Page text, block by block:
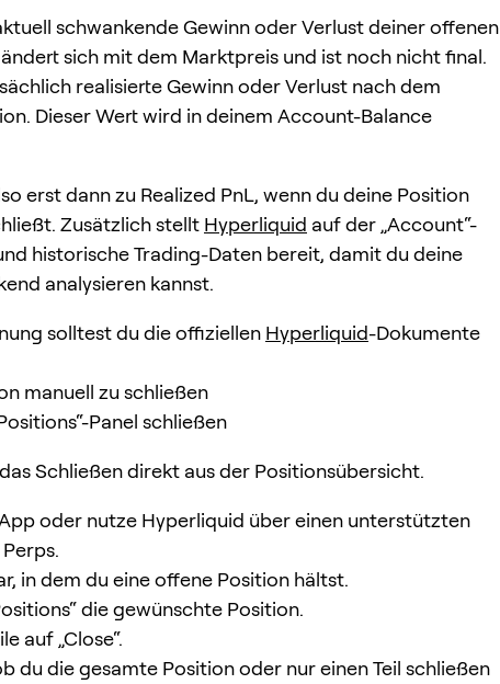
schwankende Gewinn oder Verlust deiner offenen
sich mit dem Marktpreis und ist noch nicht final.
realisierte Gewinn oder Verlust nach dem
Dieser Wert wird in deinem Account-Balance
erst dann zu Realized PnL, wenn du deine Position
Zusätzlich stellt Hyperliquid auf der „Account“-
historische Trading-Daten bereit, damit du deine
analysieren kannst.
solltest du die offiziellen Hyperliquid-Dokumente
manuell zu schließen
Panel schließen
Schließen direkt aus der Positionsübersicht.
oder nutze Hyperliquid über einen unterstützten
in dem du eine offene Position hältst.
die gewünschte Position.
auf „Close“.
du die gesamte Position oder nur einen Teil schließen